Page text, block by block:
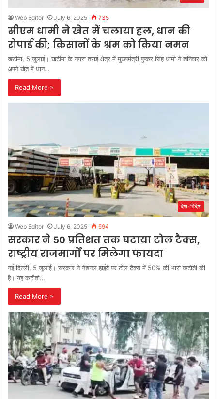
Web Editor July 6, 2025 735
सीएम धामी ने खेत में चलाया हल, धान की
रोपाई की; किसानों के श्रम को किया नमन
खटीमा, 5 जुलाई। खटीमा के नगरा तराई क्षेत्र में मुख्यमंत्री पुष्कर सिंह धामी ने शनिवार को
अपने खेत में धान…
Read More »
देश-विदेश
Web Editor July 6, 2025 594
सरकार ने 50 प्रतिशत तक घटाया टोल टैक्स,
राष्ट्रीय राजमार्गों पर मिलेगा फायदा
नई दिल्ली, 5 जुलाई। सरकार ने नेशनल हाईवे पर टोल टैक्स में 50% की भारी कटौती की
है। यह कटौती…
Read More »